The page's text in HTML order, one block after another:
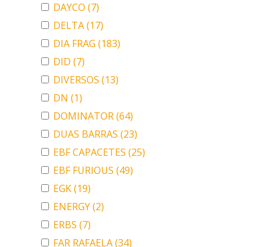
DAYCO (7)
DELTA(17)
DIA FRAG (183)
DID (7)
DIVERSOS (13)
DN (1)
DOMINATOR(64)
DUAS BARRAS (23)
EBF CAPACETES (25)
EBF FURIOUS (49)
EGK(19)
ENERGY(2)
ERBS (7)
FAR RAFAELA(34)